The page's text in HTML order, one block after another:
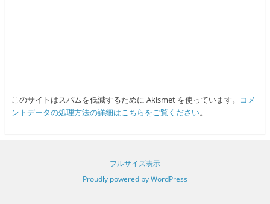
このサイトはスパムを低減するために Akismet を使っています。
コメ
ントデータの処理方法の詳細はこちらをご覧ください。
フルサイズ表示
Proudly powered by WordPress